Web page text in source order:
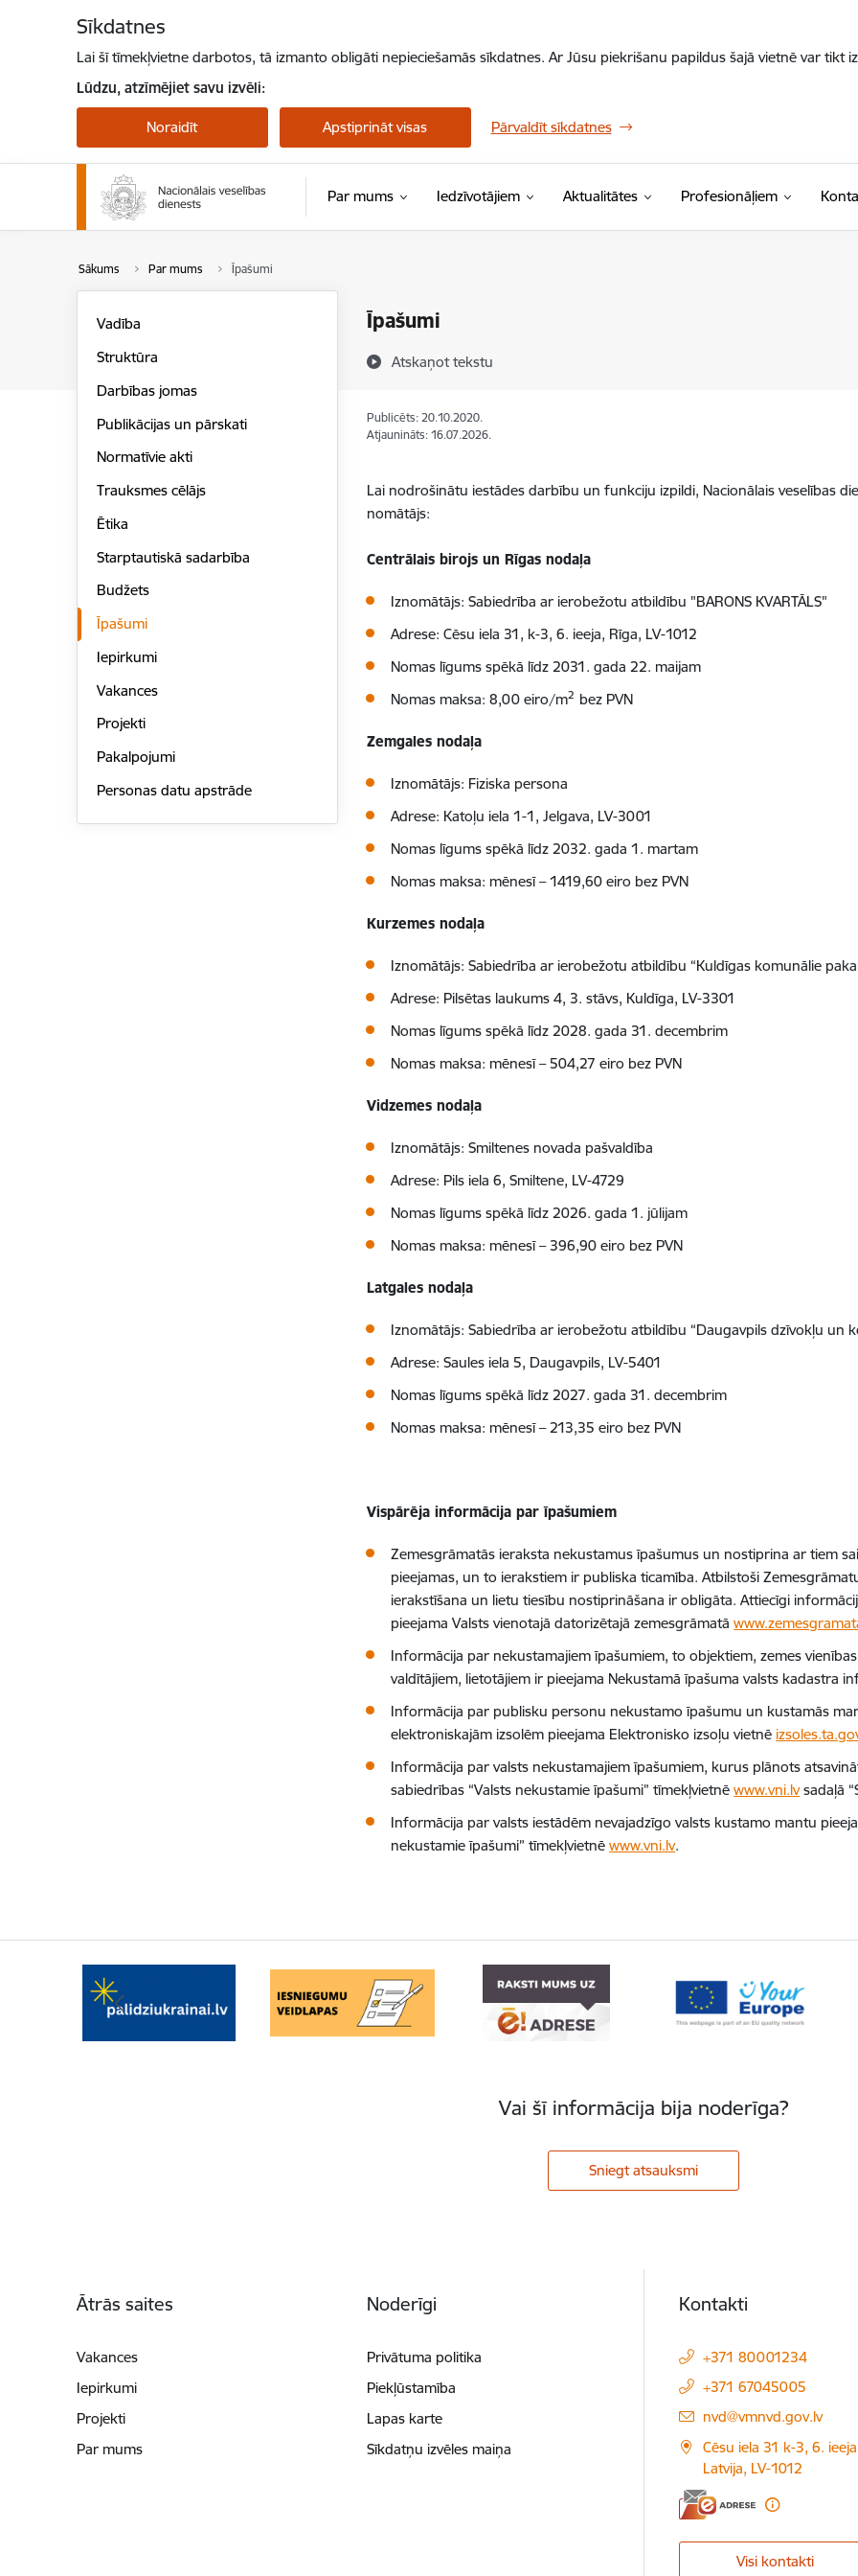
Sīkdatnes
Lai šī tīmekļvietne darbotos, tā izmanto obligāti nepieciešamās sīkdatnes. Ar Jūsu piekrišanu papildus šajā vietnē var tikt
Lūdzu, atzīmējiet savu izvēli:
Noraidīt Apstiprināt visas Pārvaldīt sīkdatnes
Par mums Iedzīvotājiem Aktualitātes Profesionāļiem
Sākums Par mums Īpašumi
Īpašumi
Atskaņot tekstu
Vadība
Struktūra
Darbības jomas
Publikācijas un pārskati
Normatīvie akti
Trauksmes cēlājs
Ētika
Starptautiskā sadarbība
Budžets
Īpašumi
Iepirkumi
Vakances
Projekti
Pakalpojumi
Personas datu apstrāde
Publicēts: 20.10.2020.
Atjaunināts: 16.07.2026.
Lai nodrošinātu iestādes darbību un funkciju izpildi, Nacionālais veselības
nomātājs:
Centrālais birojs un Rīgas nodaļa
Iznomātājs: Sabiedrība ar ierobežotu atbildību "BARONS KVARTĀLS"
Adrese: Cēsu iela 31, k-3, 6. ieeja, Rīga, LV-1012
Nomas līgums spēkā līdz 2031. gada 22. maijam
Nomas maksa: 8,00 eiro/m2 bez PVN
Zemgales nodaļa
Iznomātājs: Fiziska persona
Adrese: Katoļu iela 1-1, Jelgava, LV-3001
Nomas līgums spēkā līdz 2032. gada 1. martam
Nomas maksa: mēnesī – 1419,60 eiro bez PVN
Kurzemes nodaļa
Iznomātājs: Sabiedrība ar ierobežotu atbildību “Kuldīgas komunālie
Adrese: Pilsētas laukums 4, 3. stāvs, Kuldīga, LV-3301
Nomas līgums spēkā līdz 2028. gada 31. decembrim
Nomas maksa: mēnesī – 504,27 eiro bez PVN
Vidzemes nodaļa
Iznomātājs: Smiltenes novada pašvaldība
Adrese: Pils iela 6, Smiltene, LV-4729
Nomas līgums spēkā līdz 2026. gada 1. jūlijam
Nomas maksa: mēnesī – 396,90 eiro bez PVN
Latgales nodaļa
Iznomātājs: Sabiedrība ar ierobežotu atbildību “Daugavpils dzīvokļu un
Adrese: Saules iela 5, Daugavpils, LV-5401
Nomas līgums spēkā līdz 2027. gada 31. decembrim
Nomas maksa: mēnesī – 213,35 eiro bez PVN
Vispārēja informācija par īpašumiem
Zemesgrāmatās ieraksta nekustamus īpašumus un nostiprina ar tiem
pieejamas, un to ierakstiem ir publiska ticamība. Atbilstoši
ierakstīšana un lietu tiesību nostiprināšana ir obligāta. Attiecīgi
pieejama Valsts vienotajā datorizētajā zemesgrāmatā
Informācija par nekustamajiem īpašumiem, to objektiem, zemes
valdītājiem, lietotājiem ir pieejama Nekustamā īpašuma valsts kadastra
Informācija par publisku personu nekustamo īpašumu un kustamās
elektroniskajām izsolēm pieejama Elektronisko izsoļu vietnē
Informācija par valsts nekustamajiem īpašumiem, kurus plānots
sabiedrības “Valsts nekustamie īpašumi” tīmekļvietnēwww.vni.lvsadaļā
Informācija par valsts iestādēm nevajadzīgo valsts kustamo mantu
nekustamie īpašumi” tīmekļvietnēwww.vni.lv.
Vai šī informācija bija noderīga?
Sniegt atsauksmi
Ātrās saites
Vakances
Iepirkumi
Projekti
Par mums
Noderīgi
Privātuma politika
Piekļūstamība
Lapas karte
Sīkdatņu izvēles maiņa
Kontakti
+371 80001234
+371 67045005
E-pasts:
nvd@vmnvd.gov.lv
Cēsu iela 31 k-3, 6.
Latvija, LV-1012
Visi kontakti